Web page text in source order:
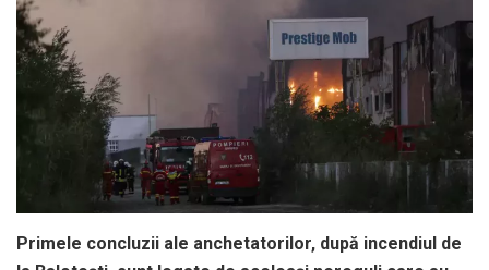
Primele concluzii ale anchetatorilor, după incendiul de